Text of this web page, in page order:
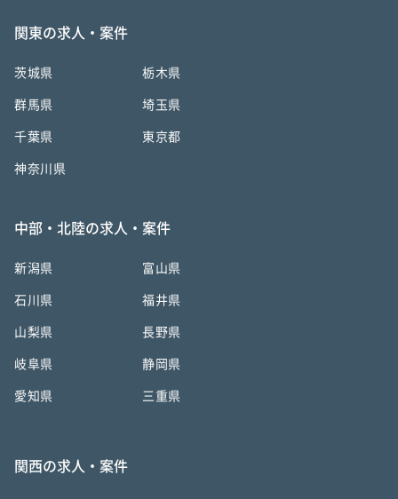
関東の求人・案件
茨城県 栃木県
群馬県 埼玉県
千葉県 東京都
神奈川県
中部・北陸の求人・案件
新潟県 富山県
石川県 福井県
山梨県 長野県
岐阜県 静岡県
愛知県 三重県
関西の求人・案件